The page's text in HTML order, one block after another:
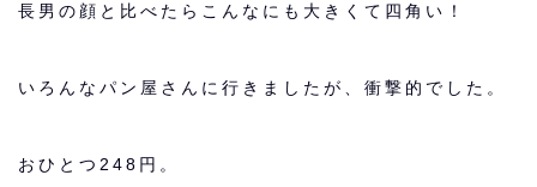
長男の顔と比べたらこんなにも大きくて四角い！
いろんなパン屋さんに行きましたが、衝撃的でした。
おひとつ248円。